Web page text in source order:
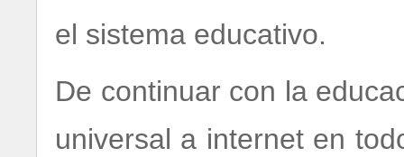
el sistema educativo.
De continuar con la
universal a internet en